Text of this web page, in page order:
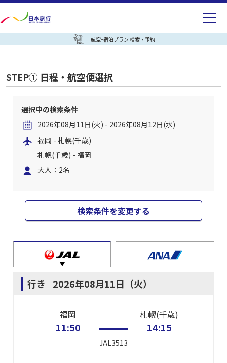
航空+宿泊プラン 検索・予約
STEP① 日程・航空便選択
選択中の検索条件
2026年08月11日(火) - 2026年08月12日(水)
福岡 - 札幌(千歳)
札幌(千歳) - 福岡
大人：2名
検索条件を変更する
行き 2026年08月11日（火）
福岡
11:50
JAL3513
札幌(千歳)
14:15